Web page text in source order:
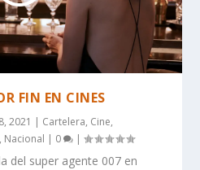
FIN EN CINES
2021 | Cartelera, Cine,
, Nacional | 0 |
del super agente 007 en